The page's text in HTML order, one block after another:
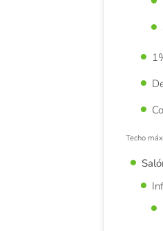
Techo